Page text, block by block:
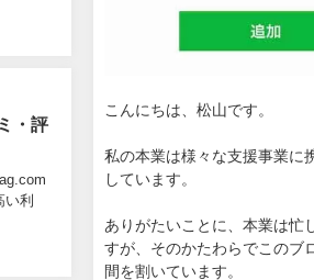
・評
利
こんにちは、松山です。
私の本業は様々な支援事業に
しています。
ありがたいことに、本業は忙
すが、そのかたわらでこのブ
間を割いています。